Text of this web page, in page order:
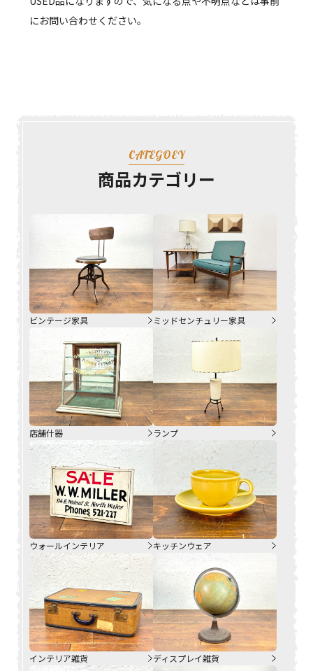
にお問い合わせください。
CATEGOEY
商品カテゴリー
ビンテージ家具 ミッドセンチュリー家具
店舗什器 ランプ
ウォールインテリア キッチンウェア
インテリア雑貨 ディスプレイ雑貨